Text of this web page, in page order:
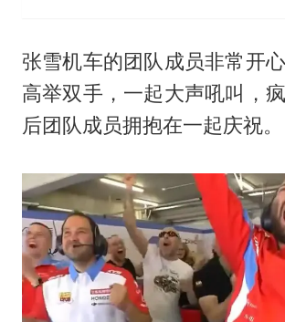
张雪机车的团队成员非常开
高举双手，一起大声吼叫，
后团队成员拥抱在一起庆祝。